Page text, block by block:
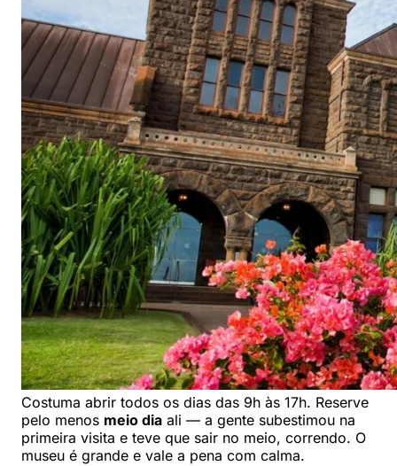
Costuma abrir todos os dias das 9h às 17h. Reserve
pelo menos meio dia ali — a gente subestimou na
primeira visita e teve que sair no meio, correndo. O
museu é grande e vale a pena com calma.